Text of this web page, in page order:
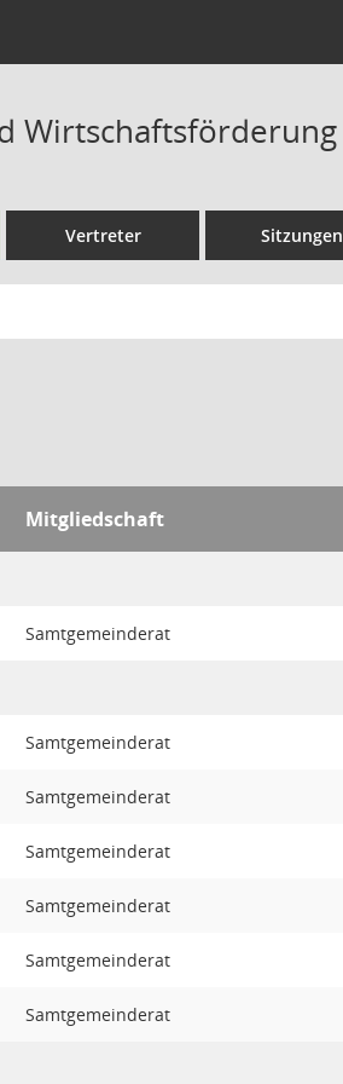
Wirtschaftsförderung
Vertreter Sitzungen
Mitgliedschaft
Samtgemeinderat
Samtgemeinderat
Samtgemeinderat
Samtgemeinderat
Samtgemeinderat
Samtgemeinderat
Samtgemeinderat